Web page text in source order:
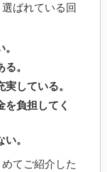
ばれている回
。
している。
を負担してく
。
てご紹介した